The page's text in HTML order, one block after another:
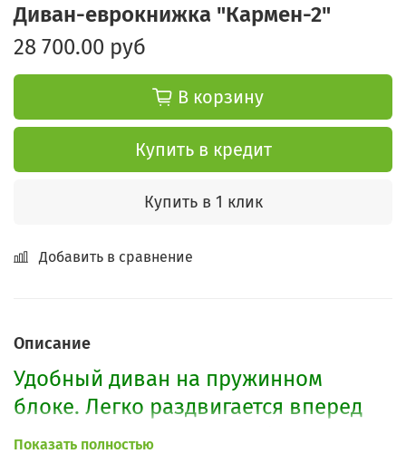
Диван-еврокнижка "Кармен-2"
28 700.00 руб
В корзину
Купить в кредит
Купить в 1 клик
Добавить в сравнение
Описание
Удобный диван на пружинном
блоке. Легко раздвигается вперед
посредством роликов, образуя
Показать полностью